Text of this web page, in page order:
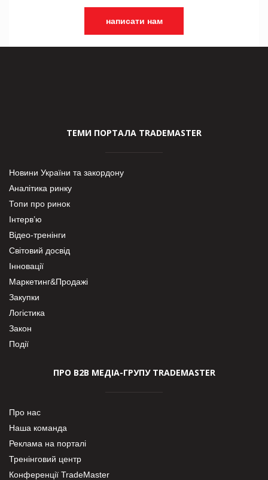
написати нам
ТЕМИ ПОРТАЛА TRADEMASTER
Новини України та закордону
Аналітика ринку
Топи про ринок
Інтерв’ю
Відео-тренінги
Світовий досвід
Інновації
Маркетинг&Продажі
Закупки
Логістика
Закон
Події
ПРО В2В МЕДІА-ГРУПУ TRADEMASTER
Про нас
Наша команда
Реклама на порталі
Тренінговий центр
Конференції TradeMaster